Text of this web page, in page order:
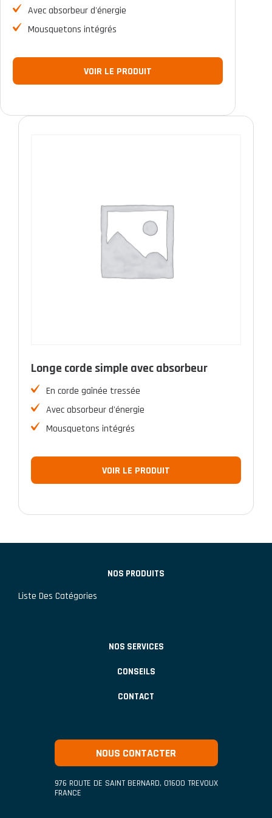
Avec absorbeur d'énergie
Mousquetons intégrés
VOIR LE PRODUIT
Longe corde simple avec absorbeur
En corde gaînée tressée
Avec absorbeur d'énergie
Mousquetons intégrés
VOIR LE PRODUIT
NOS PRODUITS
Liste Des Catégories
NOS SERVICES
CONSEILS
CONTACT
NOUS CONTACTER
976 ROUTE DE SAINT BERNARD, 01600 TREVOUX
FRANCE